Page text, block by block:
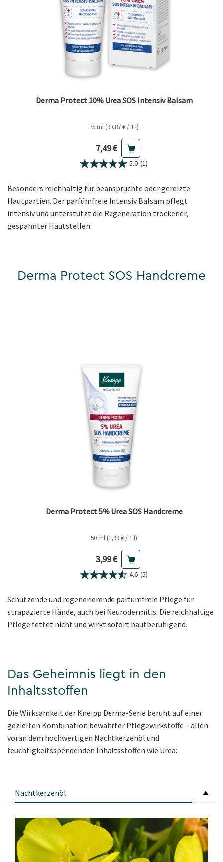
Derma Protect 10% Urea SOS Intensiv Balsam
75 ml (99,87 € / 1 l)
Aktueller Preis
7,49 €
5.0 (1)
Besonders reichhaltig für beanspruchte oder gereizte
Hautpartien. Der parfümfreie Intensiv Balsam pflegt
intensiv und unterstützt die Regeneration trockener,
gespannter Hautstellen.
Derma Protect SOS Handcreme
Derma Protect 5% Urea SOS Handcreme
50 ml (3,99 € / 1 l)
Aktueller Preis
3,99 €
4.6 (5)
Schützende und regenerierende parfümfreie Pflege für
strapazierte Hände, auch bei Neurodermitis. Die reichhaltige
Pflege fettet nicht und wirkt sofort hautberuhigend.
Das Geheimnis liegt in den
Inhaltsstoffen
Die Wirksamkeit der Kneipp Derma-Serie beruht auf einer
gezielten Kombination bewährter Pflegewirkstoffe – allen
voran dem hochwertigen Nachtkerzenöl und
feuchtigkeitsspendenden Inhaltsstoffen wie Urea:
Nachtkerzenöl